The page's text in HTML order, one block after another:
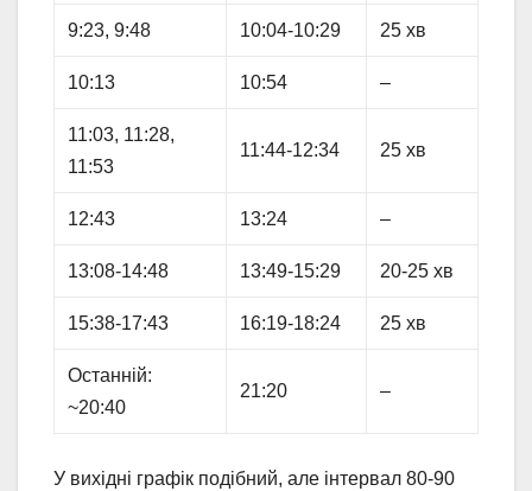
9:23, 9:48 10:04-10:29 25 хв
10:13 10:54 –
11:03, 11:28,
11:53
11:44-12:34 25 хв
12:43 13:24 –
13:08-14:48 13:49-15:29 20-25 хв
15:38-17:43 16:19-18:24 25 хв
Останній:
~20:40
21:20 –
У вихідні графік подібний, але інтервал 80-90